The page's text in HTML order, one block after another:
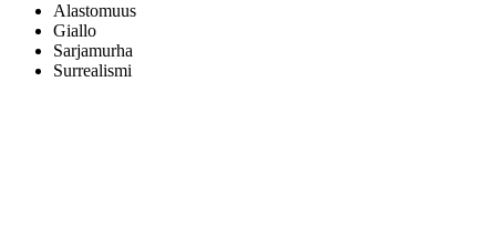
Alastomuus
Giallo
Sarjamurha
Surrealismi